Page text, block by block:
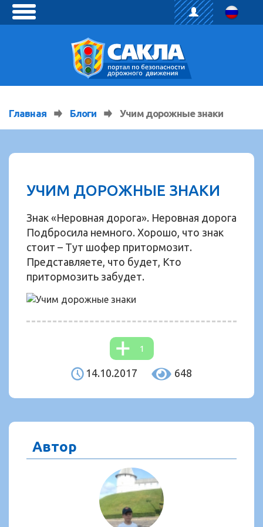
toggle
Главная Блоги Учим дорожные знаки
УЧИМ ДОРОЖНЫЕ ЗНАКИ
Знак «Неровная дорога». Неровная дорога
Подбросила немного. Хорошо, что знак
стоит – Тут шофер притормозит.
Представляете, что будет, Кто
притормозить забудет.
1
14.10.2017 648
Автор